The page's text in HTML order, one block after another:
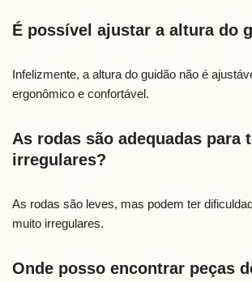
É possível ajustar a altura do
Infelizmente, a altura do guidão não é
ergonômico e confortável.
As rodas são adequadas para
irregulares?
As rodas são leves, mas podem ter
muito irregulares.
Onde posso encontrar peças